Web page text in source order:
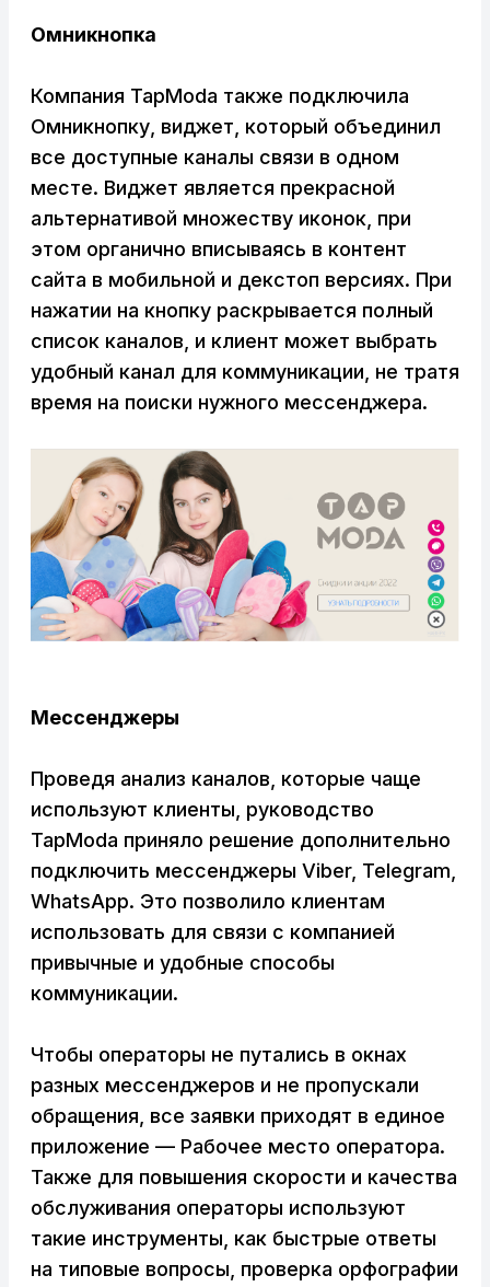
Омникнопка
Компания TapModa также подключила
Омникнопку, виджет, который объединил
все доступные каналы связи в одном
месте. Виджет является прекрасной
альтернативой множеству иконок, при
этом органично вписываясь в контент
сайта в мобильной и декстоп версиях. При
нажатии на кнопку раскрывается полный
список каналов, и клиент может выбрать
удобный канал для коммуникации, не тратя
время на поиски нужного мессенджера.
Мессенджеры
Проведя анализ каналов, которые чаще
используют клиенты, руководство
TapModa приняло решение дополнительно
подключить мессенджеры Viber, Telegram,
WhatsApp. Это позволило клиентам
использовать для связи с компанией
привычные и удобные способы
коммуникации.
Чтобы операторы не путались в окнах
разных мессенджеров и не пропускали
обращения, все заявки приходят в единое
приложение — Рабочее место оператора.
Также для повышения скорости и качества
обслуживания операторы используют
такие инструменты, как быстрые ответы
на типовые вопросы, проверка орфографии